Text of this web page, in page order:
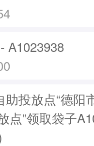
A1023938
投放点“德阳
点”领取袋子